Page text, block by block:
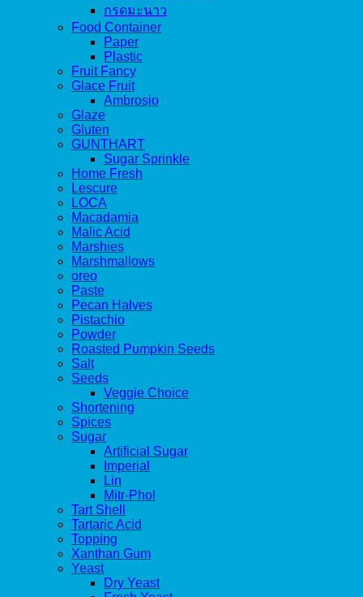
กรดมะนาว
Food Container
Paper
Plastic
Fruit Fancy
Glace Fruit
Ambrosio
Glaze
Gluten
GUNTHART
Sugar Sprinkle
Home Fresh
Lescure
LOCA
Macadamia
Malic Acid
Marshies
Marshmallows
oreo
Paste
Pecan Halves
Pistachio
Powder
Roasted Pumpkin Seeds
Salt
Seeds
Veggie Choice
Shortening
Spices
Sugar
Artificial Sugar
Imperial
Lin
Mitr-Phol
Tart Shell
Tartaric Acid
Topping
Xanthan Gum
Yeast
Dry Yeast